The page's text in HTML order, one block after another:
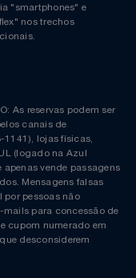
"smartphones" e
nos trechos
As reservas podem ser
canais de
lojas físicas,
(logado na Azul
vende passagens
Mensagens falsas
por pessoas não
para concessão de
cupom numerado em
desconsiderem